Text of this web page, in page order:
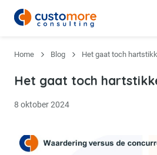
Home Blog Het gaat toch
Het gaat toch
8 oktober 2024